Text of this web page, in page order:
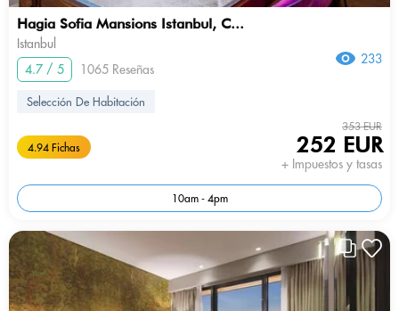
Hagia Sofia Mansions Istanbul, C...
Istanbul
4.7 / 5
1065 Reseñas
233
Selección De Habitación
4.94 Fichas
353 EUR
252 EUR
+ Impuestos y tasas
10am - 4pm